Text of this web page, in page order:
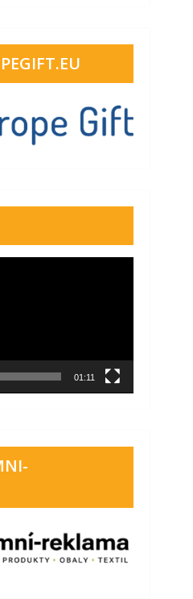
01:11